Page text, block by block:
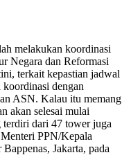
melakukan koordinasi
Negara dan Reformasi
terkait kepastian jadwal
dengan
ASN. Kalau itu memang
akan selesai mulai
dari 47 tower juga
PPN/Kepala
Jakarta, pada